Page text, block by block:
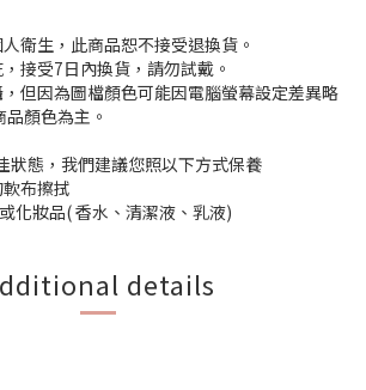
衛生，此商品恕不接受退換貨。
接受7日內換貨，請勿試戴。
但因為圖檔顏色可能因電腦螢幕設定差異略
顏色為主。
狀態，我們建議您照以下方式保養
布擦拭
化妝品( 香水、清潔液、乳液)
details